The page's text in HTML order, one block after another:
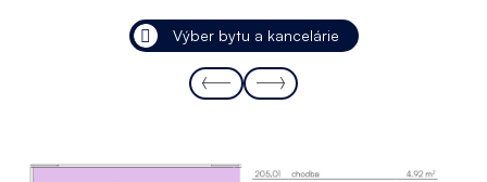
Výber bytu a kancelárie